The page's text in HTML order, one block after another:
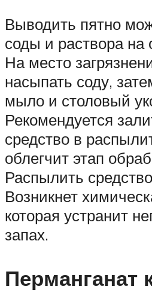
Выводить пятно
соды и раствора на
На место
насыпать соду,
мыло и столовый
Рекомендуется
средство в
облегчит этап
Распылить
Возникнет
которая устранит
запах.
Перманганат